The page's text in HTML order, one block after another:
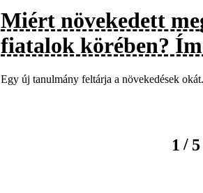
Miért növekedett
fiatalok körében?
Egy új tanulmány feltárja a növekedések okát.
1 / 5